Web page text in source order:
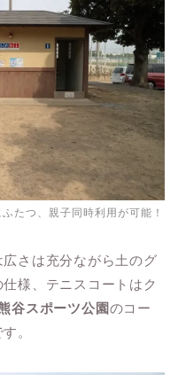
たつ、親子同時利用が可能！
さは充分ながら土のグ
様、テニスコートはク
谷スポーツ公園のコー
。